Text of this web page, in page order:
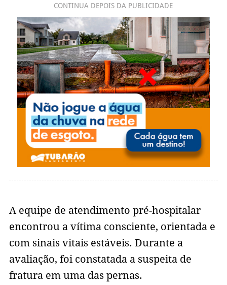
CONTINUA DEPOIS DA PUBLICIDADE
A equipe de atendimento pré-hospitalar
encontrou a vítima consciente, orientada e
com sinais vitais estáveis. Durante a
avaliação, foi constatada a suspeita de
fratura em uma das pernas.